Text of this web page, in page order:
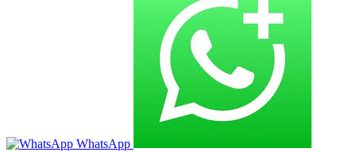
WhatsApp